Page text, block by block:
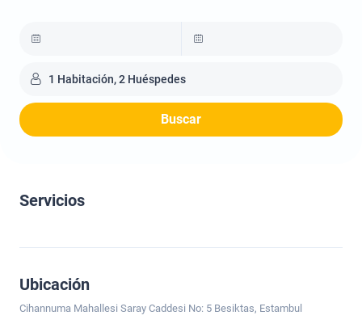
1 Habitación, 2 Huéspedes
Buscar
Servicios
Ubicación
Cihannuma Mahallesi Saray Caddesi No: 5 Besiktas, Estambul